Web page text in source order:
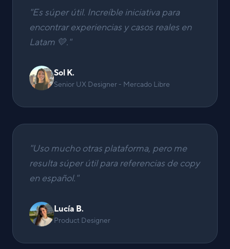
"Es súper útil. Increíble iniciativa para
encontrar experiencias y casos reales en
Latam 💛."
Sol K.
Senior UX Designer - Mercado Libre
"Uso mucho otras plataforma, pero me
resulta súper útil para referencias de copy
en español."
Lucía B.
Product Designer